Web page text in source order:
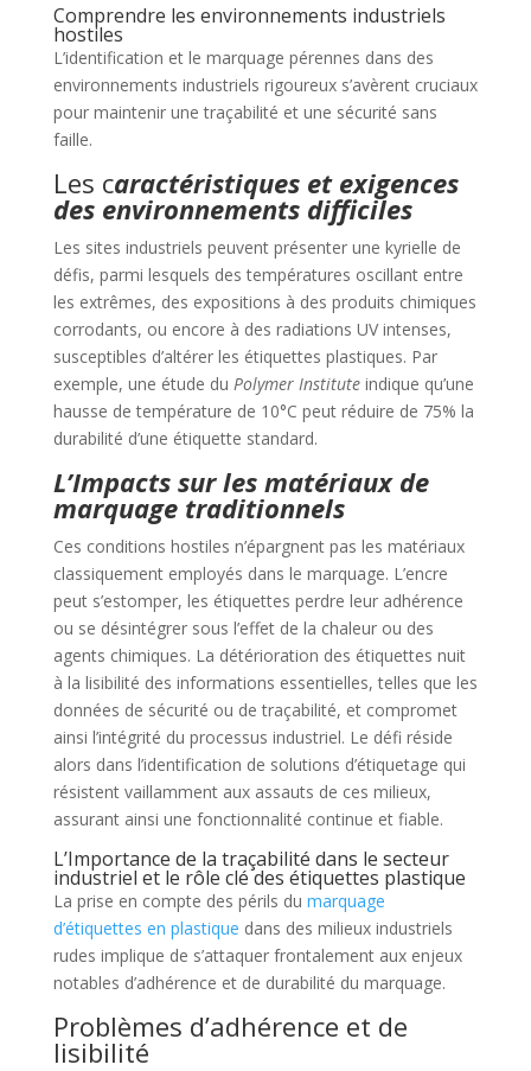
Comprendre les environnements industriels
hostiles
L’identification et le marquage pérennes dans des
environnements industriels rigoureux s’avèrent cruciaux
pour maintenir une traçabilité et une sécurité sans
faille.
Les caractéristiques et exigences
des environnements difficiles
Les sites industriels peuvent présenter une kyrielle de
défis, parmi lesquels des températures oscillant entre
les extrêmes, des expositions à des produits chimiques
corrodants, ou encore à des radiations UV intenses,
susceptibles d’altérer les étiquettes plastiques. Par
exemple, une étude du Polymer Instituteindique qu’une
hausse de température de 10°C peut réduire de 75% la
durabilité d’une étiquette standard.
L’Impacts sur les matériaux de
marquage traditionnels
Ces conditions hostiles n’épargnent pas les matériaux
classiquement employés dans le marquage. L’encre
peut s’estomper, les étiquettes perdre leur adhérence
ou se désintégrer sous l’effet de la chaleur ou des
agents chimiques. La détérioration des étiquettes nuit
à la lisibilité des informations essentielles, telles que les
données de sécurité ou de traçabilité, et compromet
ainsi l’intégrité du processus industriel. Le défi réside
alors dans l’identification de solutions d’étiquetage qui
résistent vaillamment aux assauts de ces milieux,
assurant ainsi une fonctionnalité continue et fiable.
L’Importance de la traçabilité dans le secteur
industriel et le rôle clé des étiquettes plastique
La prise en compte des périls du marquage
d’étiquettes en plastique dans des milieux industriels
rudes implique de s’attaquer frontalement aux enjeux
notables d’adhérence et de durabilité du marquage.
Problèmes d’adhérence et de
lisibilité